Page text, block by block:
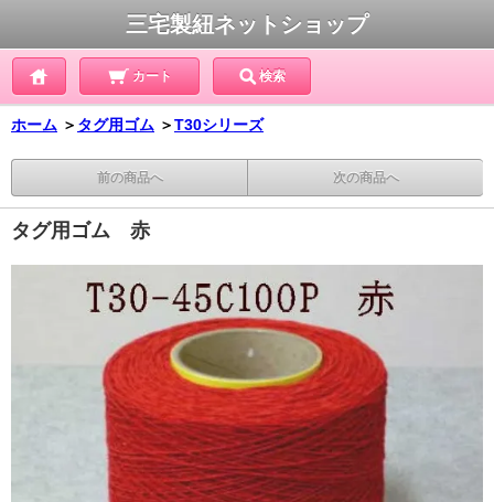
三宅製紐ネットショップ
カート 検索
ホーム ＞ タグ用ゴム ＞T30シリーズ
前の商品へ 次の商品へ
タグ用ゴム 赤